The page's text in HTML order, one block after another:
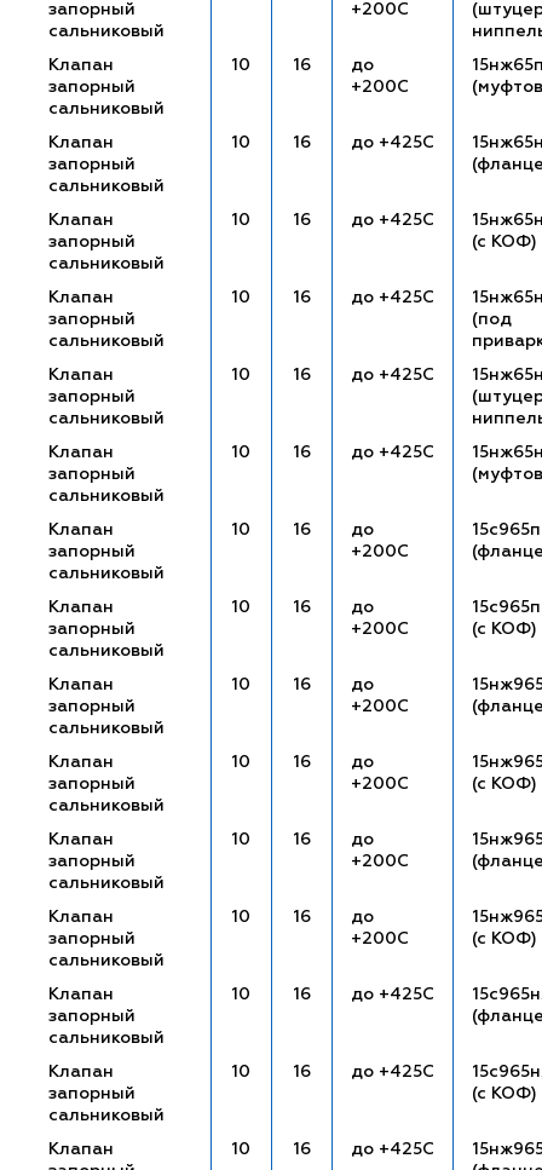
запорный
сальниковый
+200С
Клапан
запорный
сальниковый
10 16
до
+200С
Клапан
запорный
сальниковый
10 16 до +425С
Клапан
запорный
сальниковый
10 16 до +425С
(с КОФ)
Клапан
запорный
сальниковый
10 16 до +425С
(под
Клапан
запорный
сальниковый
10 16 до +425С
Клапан
запорный
сальниковый
10 16 до +425С
Клапан
запорный
сальниковый
10 16
до
+200С
15с965п
Клапан
запорный
сальниковый
10 16
до
+200С
(с КОФ)
Клапан
запорный
сальниковый
10 16
до
+200С
Клапан
запорный
сальниковый
10 16
до
+200С
(с КОФ)
Клапан
запорный
сальниковый
10 16
до
+200С
Клапан
запорный
сальниковый
10 16
до
+200С
(с КОФ)
Клапан
запорный
сальниковый
10 16 до +425С
Клапан
запорный
сальниковый
10 16 до +425С
(с КОФ)
Клапан
10 16 до +425С